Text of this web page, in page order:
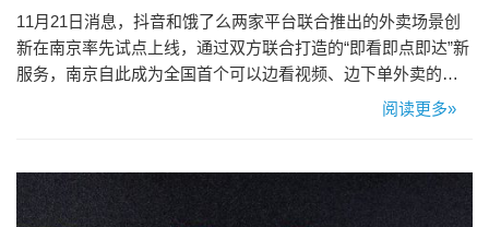
11月21日消息，抖音和饿了么两家平台联合推出的外卖场景创
新在南京率先试点上线，通过双方联合打造的“即看即点即达”新
服务，南京自此成为全国首个可以边看视频、边下单外卖的城
市。 即日起，南京市民可通过两家平台举办的“外卖节”等活
厨娘、南京大牌档、狮王府、沉香鸭等江淮特色品牌，还包括
喜…
阅读更多»